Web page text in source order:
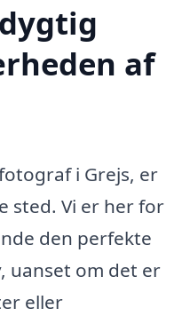
af
i Grejs, er
sted. Vi er her for
den perfekte
uanset om det er
eller